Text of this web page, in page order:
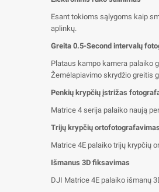
Esant tokioms sąlygoms kaip
aplinkų.
Greita 0.5-Second intervalų
Plataus kampo kamera palaiko
Žemėlapiavimo skrydžio greitis
Penkių krypčių įstrižas
Matrice 4 serija palaiko naują
Trijų krypčių ortofotografavimas
Matrice 4E palaiko trijų krypčių
Išmanus 3D fiksavimas
DJI Matrice 4E palaiko išmanų